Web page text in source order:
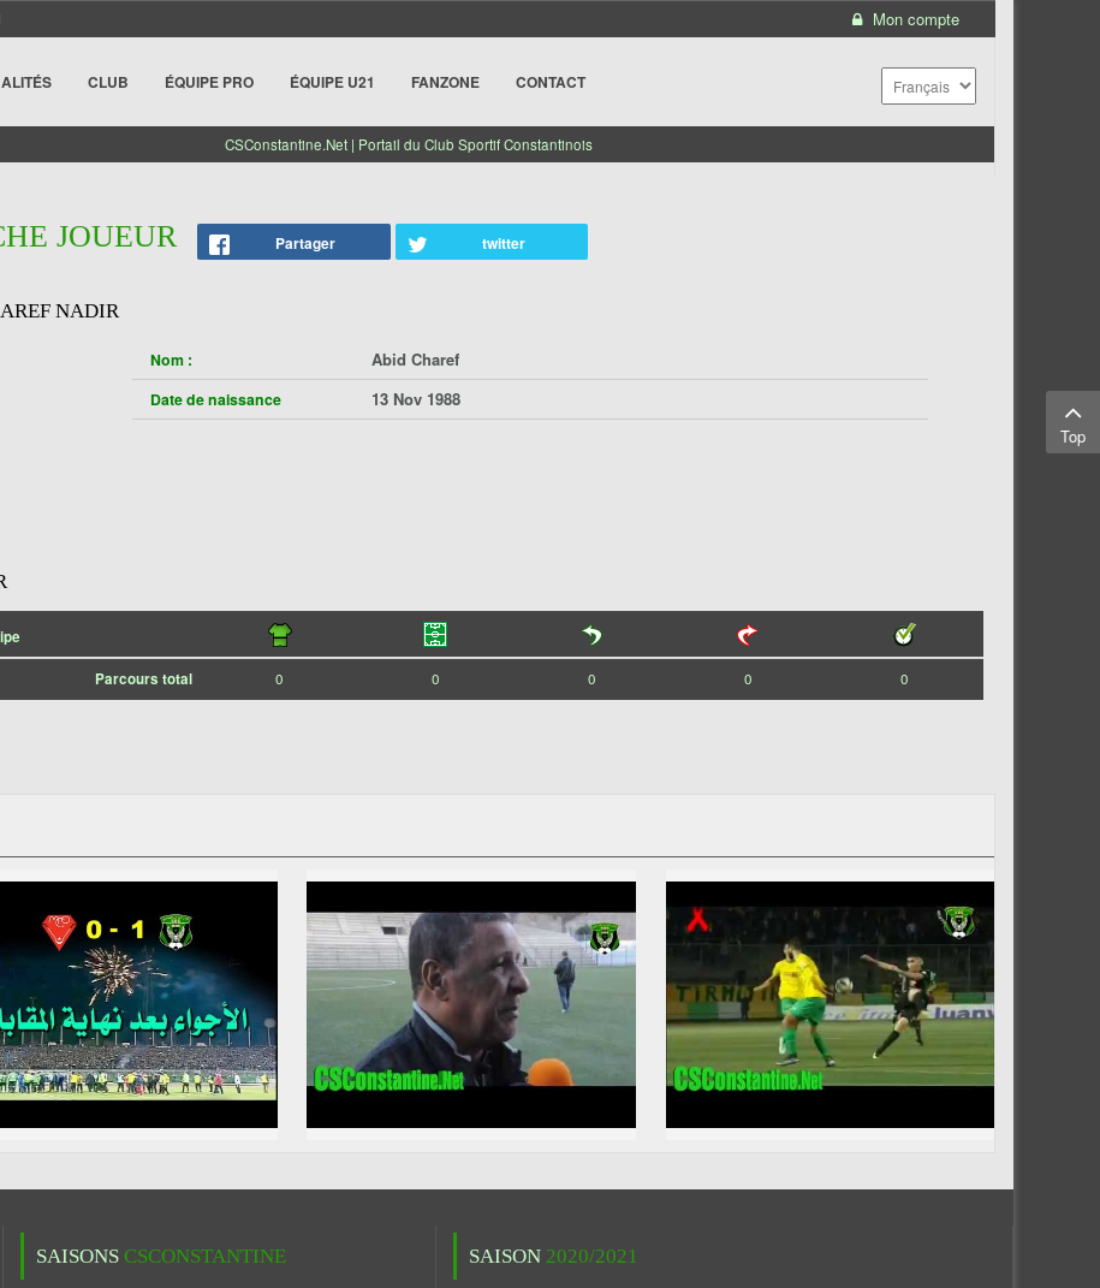
Mon compte
CLUB ÉQUIPE PRO ÉQUIPE U21 FANZONE CONTACT
CSConstantine.Net | Portail du Club Sportif Constantinois
JOUEUR Partager twitter
NADIR
Nom : Abid Charef
Date de naissance 13 Nov 1988
Parcours total 0 0 0 0 0
SAISONS CSCONSTANTINE SAISON 2020/2021
Top